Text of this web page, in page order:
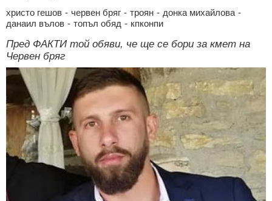
христо гешов - червен бряг - троян - донка михайлова -
данаил вълов - топъл обяд - кпконпи
Пред ФАКТИ той обяви, че ще се бори за кмет на
Червен бряг